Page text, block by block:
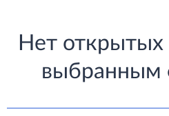
Нет открытых
выбранным